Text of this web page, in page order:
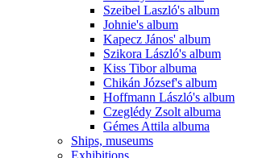
Szeibel Laszló's album
Johnie's album
Kapecz János' album
Szikora László's album
Kiss Tibor albuma
Chikán József's album
Hoffmann László's album
Czeglédy Zsolt albuma
Gémes Attila albuma
Ships, museums
Exhibitions